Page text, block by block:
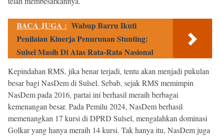
BACA JUGA : Wabup Barru Ikuti
Penilaian Kinerja Penurunan Stunting:
Sulsel Masih Di Atas Rata-Rata Nasional
Kepindahan RMS, jika benar terjadi, tentu akan menjadi pukulan
besar bagi NasDem di Sulsel. Sebab, sejak RMS memimpin
NasDem pada 2016, partai ini berhasil meraih berbagai
kemenangan besar. Pada Pemilu 2024, NasDem berhasil
memenangkan 17 kursi di DPRD Sulsel, mengalahkan dominasi
Golkar yang hanya meraih 14 kursi. Tak hanya itu, NasDem juga